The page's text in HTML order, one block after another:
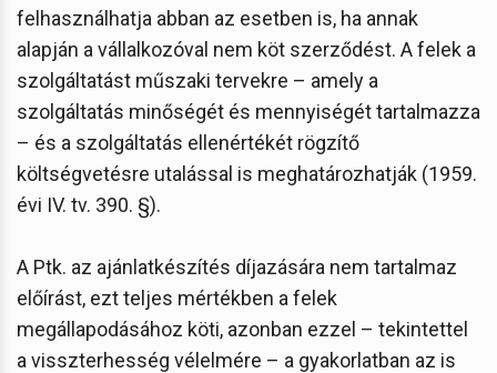
felhasználhatja abban az esetben is, ha annak
alapján a vállalkozóval nem köt szerződést. A felek a
szolgáltatást műszaki tervekre – amely a
szolgáltatás minőségét és mennyiségét tartalmazza
– és a szolgáltatás ellenértékét rögzítő
költségvetésre utalással is meghatározhatják (1959.
évi IV. tv. 390. §).
A Ptk. az ajánlatkészítés díjazására nem tartalmaz
előírást, ezt teljes mértékben a felek
megállapodásához köti, azonban ezzel – tekintettel
a visszterhesség vélelmére – a gyakorlatban az is